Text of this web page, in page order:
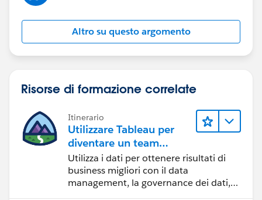
Altro su questo argomento
Risorse di formazione correlate
Itinerario
Utilizzare Tableau per
diventare un team
orientato ai dati
Utilizza i dati per ottenere risultati di
business migliori con il data
management, la governance dei dati,